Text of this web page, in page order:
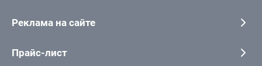
Реклама на сайте
Прайс-лист